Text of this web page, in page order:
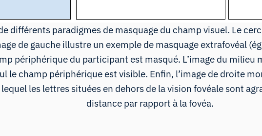
différents paradigmes de masquage du champ visuel. Le
de gauche illustre un exemple de masquage extrafovéal
périphérique du participant est masqué. L’image du milieu
le champ périphérique est visible. Enfin, l’image de droite
les lettres situées en dehors de la vision fovéale sont
distance par rapport à la fovéa.